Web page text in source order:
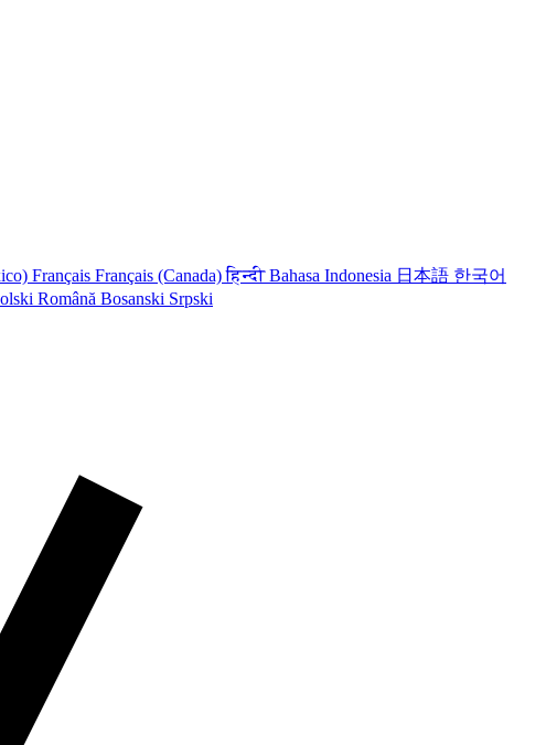
Français Français (Canada)हिन्दीBahasa Indonesia 日本語 한국어
Română Bosanski Srpski